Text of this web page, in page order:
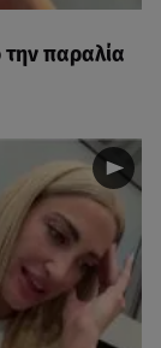
παραλία